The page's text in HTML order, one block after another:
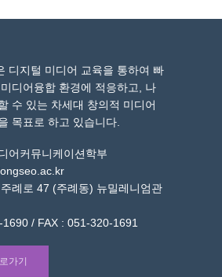
디지털 미디어 교육을 통하여 빠
디어융합 환경에 적응하고, 나
수 있는 차세대 창의적 미디어
목표로 하고 있습니다.
어커뮤니케이션학부
례로 47 (주례동) 뉴밀레니엄관
/ FAX : 051-320-1691
가기